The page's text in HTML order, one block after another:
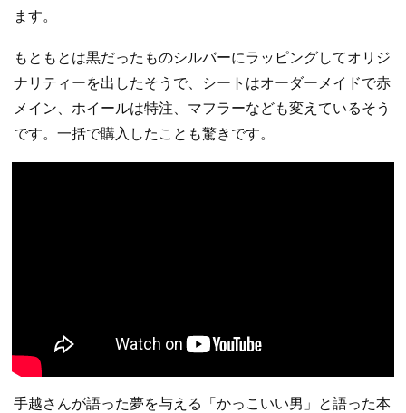
ます。
もともとは黒だったものシルバーにラッピングしてオリジ
ナリティーを出したそうで、シートはオーダーメイドで赤
メイン、ホイールは特注、マフラーなども変えているそう
です。一括で購入したことも驚きです。
手越さんが語った夢を与える「かっこいい男」と語った本